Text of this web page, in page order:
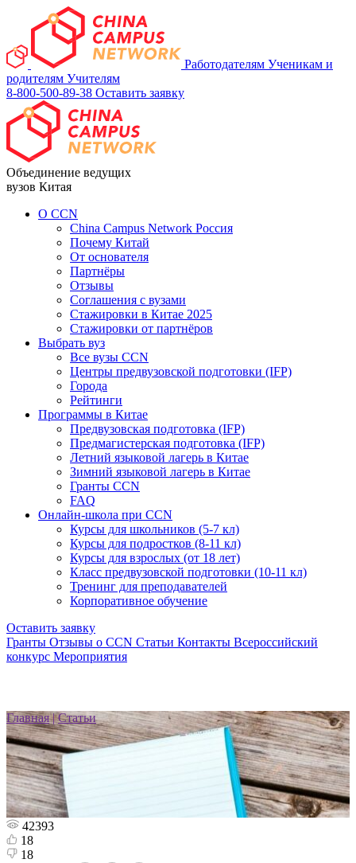
Работодателям Ученикам и
родителям Учителям
8-800-500-89-38 Оставить заявку
Объединение ведущих
вузов Китая
О ССN
China Campus Network Россия
Почему Китай
От основателя
Партнёры
Отзывы
Соглашения с вузами
Стажировки в Китае 2025
Стажировки от партнёров
Выбрать вуз
Все вузы CCN
Центры предвузовской подготовки (IFP)
Города
Рейтинги
Программы в Китае
Предвузовская подготовка (IFP)
Предмагистерская подготовка (IFP)
Летний языковой лагерь в Китае
Зимний языковой лагерь в Китае
Гранты CCN
FAQ
Онлайн-школа при CCN
Курсы для школьников (5-7 кл)
Курсы для подростков (8-11 кл)
Курсы для взрослых (от 18 лет)
Класс предвузовской подготовки (10-11 кл)
Тренинг для преподавателей
Корпоративное обучение
Оставить заявку
Гранты Отзывы о CCN Статьи Контакты Всероссийский
конкурс Мероприятия
Главная|Статьи
42393
18
18